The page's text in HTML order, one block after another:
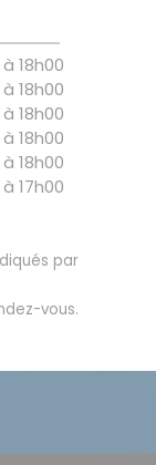
18h00
18h00
18h00
18h00
18h00
17h00
par
vous.